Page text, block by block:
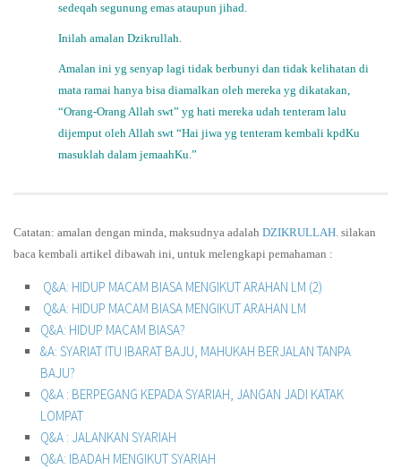
sedeqah segunung emas ataupun jihad.
Inilah amalan Dzikrullah.
Amalan ini yg senyap lagi tidak berbunyi dan tidak kelihatan di
mata ramai hanya bisa diamalkan oleh mereka yg dikatakan,
“Orang-Orang Allah swt” yg hati mereka udah tenteram lalu
dijemput oleh Allah swt “Hai jiwa yg tenteram kembali kpdKu
masuklah dalam jemaahKu.”
Catatan: amalan dengan minda, maksudnya adalah DZIKRULLAH . silakan
baca kembali artikel dibawah ini, untuk melengkapi pemahaman :
Q&A: HIDUP MACAM BIASA MENGIKUT ARAHAN LM (2)
Q&A: HIDUP MACAM BIASA MENGIKUT ARAHAN LM
Q&A: HIDUP MACAM BIASA?
&A: SYARIAT ITU IBARAT BAJU, MAHUKAH BERJALAN TANPA
BAJU?
Q&A : BERPEGANG KEPADA SYARIAH, JANGAN JADI KATAK
LOMPAT
Q&A : JALANKAN SYARIAH
Q&A: IBADAH MENGIKUT SYARIAH